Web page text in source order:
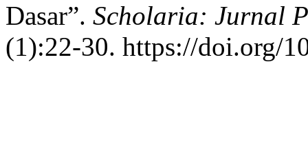
Dasar”. Scholaria: Jurnal
(1):22-30. https://doi.org/